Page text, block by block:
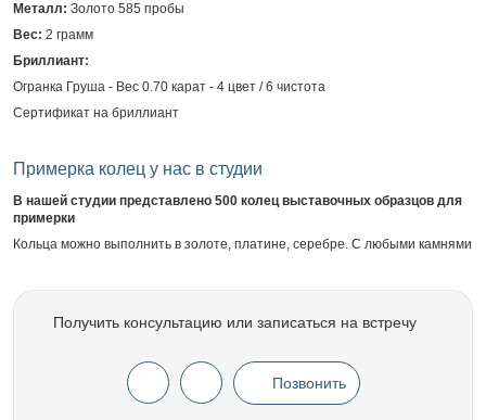
Металл: Золото 585 пробы
Вес: 2 грамм
Бриллиант:
Огранка Груша - Вес 0.70 карат - 4 цвет / 6 чистота
Сертификат на бриллиант
Примерка колец у нас в студии
В нашей студии представлено 500 колец выставочных образцов для
примерки
Кольца можно выполнить в золоте, платине, серебре. С любыми камнями
Получить консультацию или записаться на встречу
Позвонить